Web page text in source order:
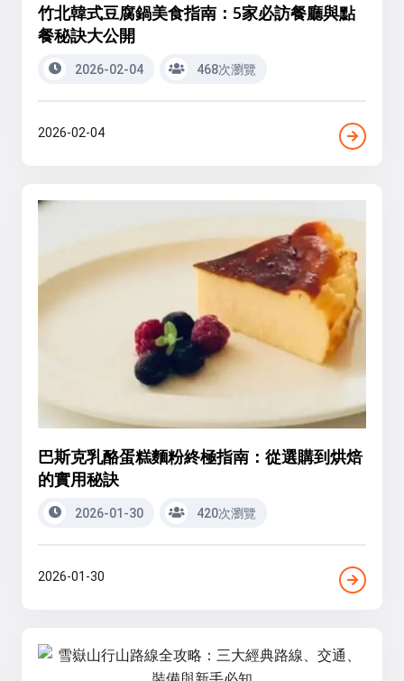
竹北韓式豆腐鍋美食指南：5家必訪餐廳與點
餐秘訣大公開
2026-02-04 468次瀏覽
2026-02-04
巴斯克乳酪蛋糕麵粉終極指南：從選購到烘焙
的實用秘訣
2026-01-30 420次瀏覽
2026-01-30